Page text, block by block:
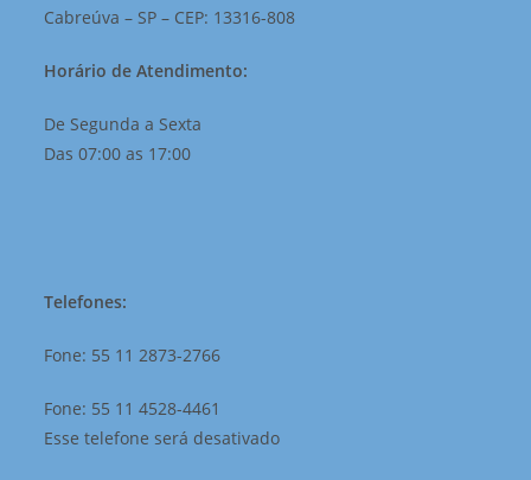
Cabreúva – SP – CEP: 13316-808
Horário de Atendimento:
De Segunda a Sexta
Das 07:00 as 17:00
Telefones:
Fone: 55 11 2873-2766
Fone: 55 11 4528-4461
Esse telefone será desativado